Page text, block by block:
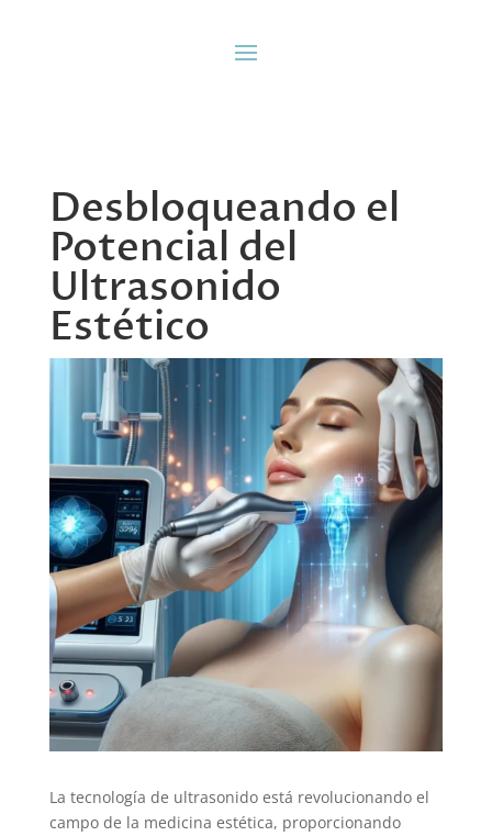
Desbloqueando el
Potencial del
Ultrasonido
Estético
La tecnología de ultrasonido está revolucionando el
campo de la medicina estética, proporcionando